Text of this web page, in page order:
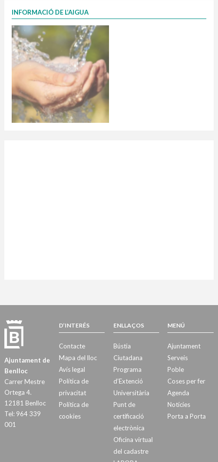
INFORMACIÓ DE L’AIGUA
Ajuntament de
Benlloc
Carrer Mestre
Ortega 4.
12181 Benlloc
Tel: 964 339
001
D’INTERÉS
Contacte
Mapa del lloc
Avís legal
Política de
privacitat
Política de
cookies
ENLLAÇOS
Bústia
Ciutadana
Programa
d’Extenció
Universitària
Punt de
certificació
electrònica
Oficina virtual
del cadastre
MENÚ
Ajuntament
Serveis
Poble
Coses per fer
Agenda
Notícies
Porta a Porta